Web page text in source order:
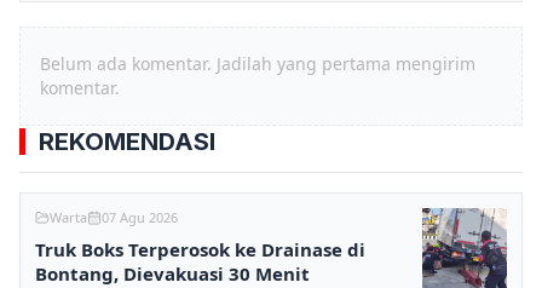
Belum ada komentar. Jadilah yang pertama mengirim
komentar.
REKOMENDASI
Warta 07 Agu 2026
Truk Boks Terperosok ke Drainase di
Bontang, Dievakuasi 30 Menit